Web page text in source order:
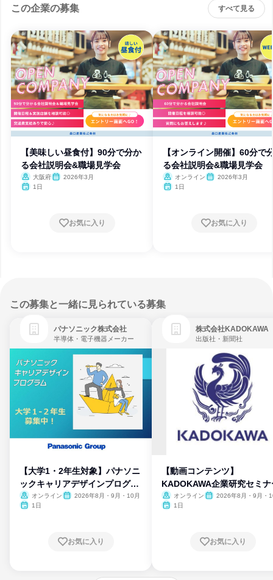
この企業の募集 すべて見る
【美味しい昼食付】90分で分か
る会社説明会&職場見学会
大阪府
2026年3月
1日
お気に入り
【オンライン開催】60分で
る会社説明会&職場見学会
オンライン
2026年3月
1日
お気に入り
この募集と一緒に見られている募集
パナソニック株式会社
半導体・電子機器メーカー
【大学1・2年生対象】パナソニ
ックキャリアデザインプログラ
ム
オンライン
2026年8月・9月・10月
1日
お気に入り
株式会社KADOKAWA
出版社・新聞社
【動画コンテンツ】
KADOKAWA企業研究セミナ
オンライン
2026年8月・9月・
1日
お気に入り